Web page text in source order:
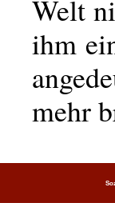
Welt
ihm
mehr